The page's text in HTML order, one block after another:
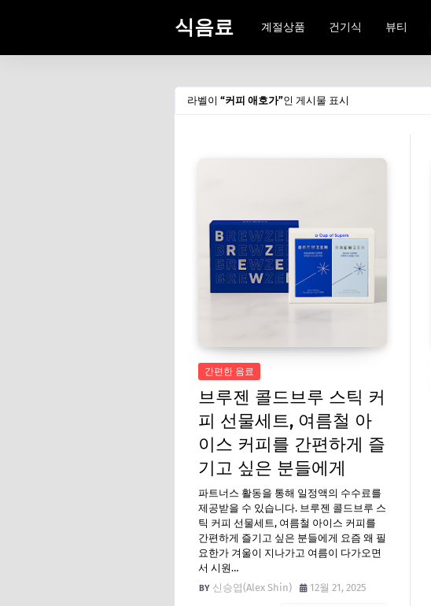
식음료 계절상품 건기식 뷰티
라벨이 커피 애호가 인 게시물 표시
간편한 음료
브루젠 콜드브루 스틱 커
피 선물세트, 여름철 아
이스 커피를 간편하게 즐
기고 싶은 분들에게
파트너스 활동을 통해 일정액의 수수료를
제공받을 수 있습니다. 브루젠 콜드브루 스
틱 커피 선물세트, 여름철 아이스 커피를
간편하게 즐기고 싶은 분들에게 요즘 왜 필
요한가 겨울이 지나가고 여름이 다가오면
서 시원…
신승엽(Alex Shin)
12월 21, 2025